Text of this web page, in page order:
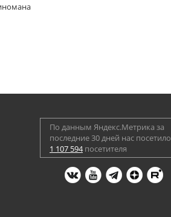
По данным Яндекс.Метрика за
последние 30 дней нас посетило
1 107 594посетителя